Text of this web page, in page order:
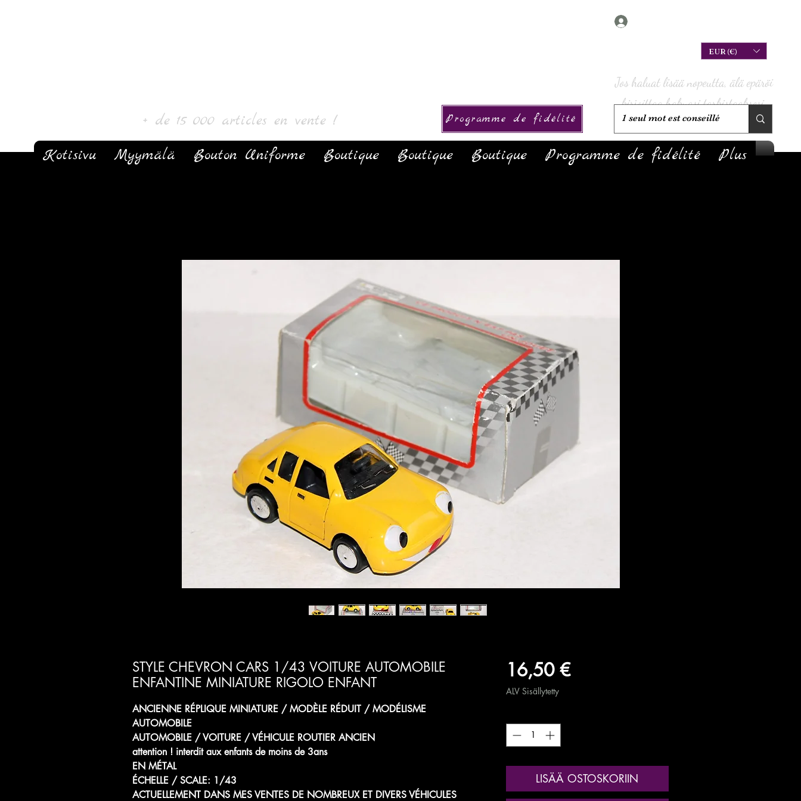
EUR (€)
+ de 15 000 articles en vente ! Programme de fidélité
Kotisivu Myymälä Bouton Uniforme Boutique Boutique Boutique Programme de fidélité Plus
STYLE CHEVRON CARS 1/43 VOITURE AUTOMOBILE
ENFANTINE MINIATURE RIGOLO ENFANT
ANCIENNE RÉPLIQUE MINIATURE / MODÈLE RÉDUIT / MODÉLISME
AUTOMOBILE
AUTOMOBILE / VOITURE / VÉHICULE ROUTIER ANCIEN
attention ! interdit aux enfants de moins de 3ans
EN MÉTAL
ÉCHELLE / SCALE: 1/43
ACTUELLEMENT DANS MES VENTES DE NOMBREUX ET DIVERS VÉHICULES
16,50 €Hinta
ALV Sisällytetty
LISÄÄ OSTOSKORIIN
Jos haluat lisää nopeutta, älä epäröi
kirjoittaa hakuasi tarkistaaksesi,
onko sitä varastossa!